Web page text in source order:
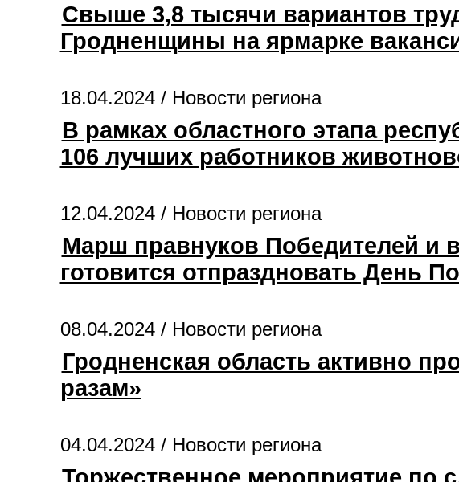
Свыше 3,8 тысячи вариантов
Гродненщины на ярмарке
18.04.2024 / Новости региона
В рамках областного этапа
106 лучших работников
12.04.2024 / Новости региона
Марш правнуков Победителей и
готовится отпраздновать День
08.04.2024 / Новости региона
Гродненская область активно
разам»
04.04.2024 / Новости региона